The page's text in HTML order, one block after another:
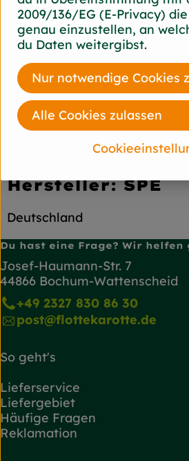
Karotinoide, Phenolsäuren,
Kalium, Kupfer, Magnesium,
Zink.
Produktinformationen
Hersteller: SPE
Deutschland
Du hast eine Frage? Wir helfen
Josef-Haumann-Str. 7
44866 Bochum-Wattenscheid
+49 2327 830 86 30
post@flottekarotte.de
So geht's
Lieferservice
Liefergebiet
Häufige Fragen
Reklamation
2009/136/EG (E-Privacy)
genau einzustellen, an
du Daten weitergibst.
Nur notwendige Cookies
Alle Cookies zulassen